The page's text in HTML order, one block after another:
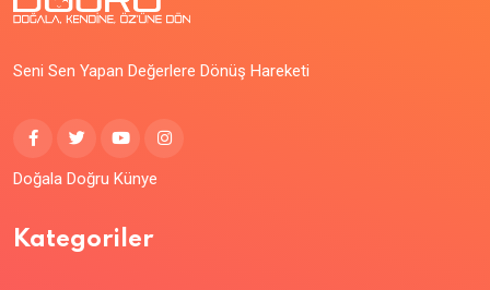
Seni Sen Yapan Değerlere Dönüş Hareketi
Doğala Doğru Künye
Kategoriler